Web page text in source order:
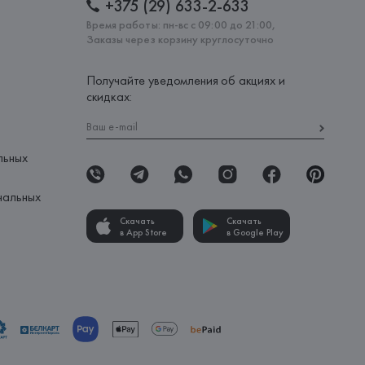
+375 (29) 633-2-633
Время работы: пн-вс с 09:00 до 21:00,
Заказы через корзину круглосуточно
Получайте уведомления об акциях и
скидках:
Скачать
в App Store
Скачать
в Google Play